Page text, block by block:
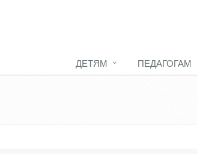
ДЕТЯМ
ПЕДАГОГАМ